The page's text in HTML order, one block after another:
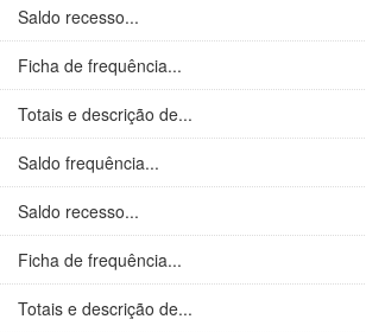
Saldo recesso...
Ficha de frequência...
Totais e descrição de...
Saldo frequência...
Saldo recesso...
Ficha de frequência...
Totais e descrição de...